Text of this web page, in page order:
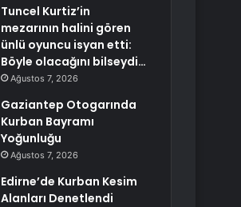
Tuncel Kurtiz’in
mezarının halini gören
ünlü oyuncu isyan etti:
Böyle olacağını bilseydi…
Ağustos 7, 2026
Gaziantep Otogarında
Kurban Bayramı
Yoğunluğu
Ağustos 7, 2026
Edirne’de Kurban Kesim
Alanları Denetlendi